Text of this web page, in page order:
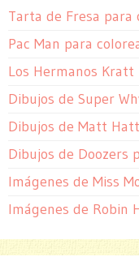
Tarta de Fresa
Pac Man para
Los Hermanos
Dibujos de Super
Dibujos de Matt
Dibujos de Doozers
Imágenes de Miss
Imágenes de Robin